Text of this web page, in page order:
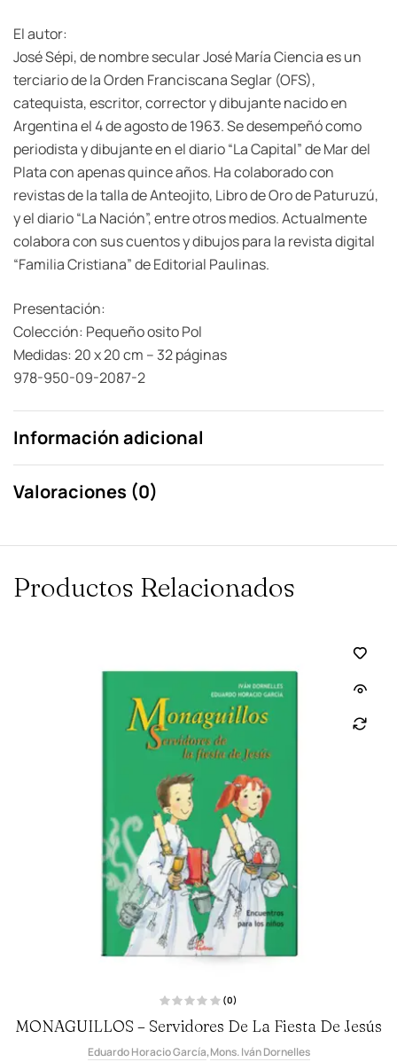
El autor:
José Sépi, de nombre secular José María Ciencia es un
terciario de la Orden Franciscana Seglar (OFS),
catequista, escritor, corrector y dibujante nacido en
Argentina el 4 de agosto de 1963. Se desempeñó como
periodista y dibujante en el diario “La Capital” de Mar del
Plata con apenas quince años. Ha colaborado con
revistas de la talla de Anteojito, Libro de Oro de Paturuzú,
y el diario “La Nación”, entre otros medios. Actualmente
colabora con sus cuentos y dibujos para la revista digital
“Familia Cristiana” de Editorial Paulinas.
Presentación:
Colección: Pequeño osito Pol
Medidas: 20 x 20 cm – 32 páginas
978-950-09-2087-2
Información adicional
Valoraciones (0)
Productos Relacionados
a
l
r
(0)
MONAGUILLOS – Servidores De La Fiesta De Jesús
Eduardo Horacio García,Mons. Iván Dornelles